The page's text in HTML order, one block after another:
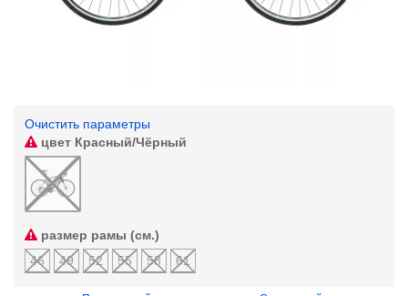
Очистить параметры
цвет Красный/Чёрный
размер рамы (см.)
46
49 52 55 58 61